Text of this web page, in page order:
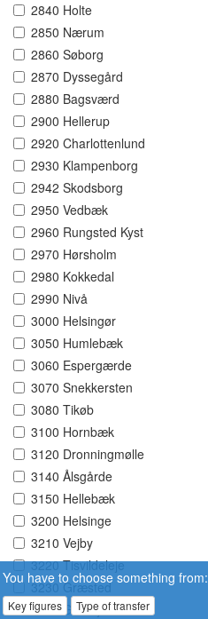
2840 Holte
2850 Nærum
2860 Søborg
2870 Dyssegård
2880 Bagsværd
2900 Hellerup
2920 Charlottenlund
2930 Klampenborg
2942 Skodsborg
2950 Vedbæk
2960 Rungsted Kyst
2970 Hørsholm
2980 Kokkedal
2990 Nivå
3000 Helsingør
3050 Humlebæk
3060 Espergærde
3070 Snekkersten
3080 Tikøb
3100 Hornbæk
3120 Dronningmølle
3140 Ålsgårde
3150 Hellebæk
3200 Helsinge
3210 Vejby
3220 Tisvildeleje
3230 Græsted
3250 Gilleleje
You have to choose something from:
Key figures Type of transfer